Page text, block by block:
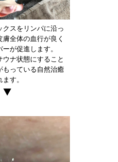
クスをリンパに沿っ
全体の血行が良く
が促進します。
ナ状態にすること
もっている自然治癒
す。